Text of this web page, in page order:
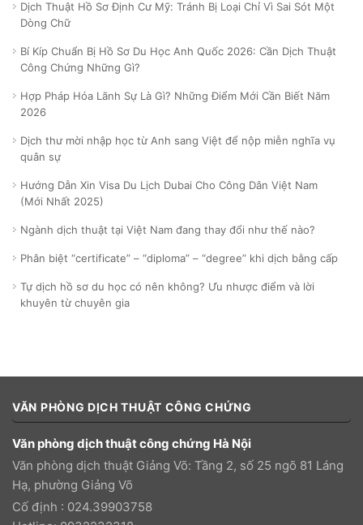
Dịch Thuật Hồ Sơ Định Cư Mỹ: Tránh Bị Loại Chỉ Vì Sai Sót Một
Dòng Chữ
Bí Kíp Chuẩn Bị Hồ Sơ Du Học Anh Quốc 2026: Cần Dịch Thuật
Công Chứng Những Gì?
Hợp Pháp Hóa Lãnh Sự Là Gì? Những Điểm Mới Cần Biết Năm
2026
Dịch thư mời nhập học từ Anh sang Việt để nộp miễn nghĩa vụ
quân sự
Hướng Dẫn Xin Visa Du Lịch Dubai Cho Công Dân Việt Nam
(Mới Nhất 2025)
Ngành dịch thuật tại Việt Nam đang thay đổi như thế nào?
Phân biệt “certificate” – “diploma” – “degree” khi dịch bằng cấp
Tự dịch hồ sơ du học có nên không? Ưu nhược điểm và lời
khuyên từ chuyên gia
VĂN PHÒNG DỊCH THUẬT CÔNG CHỨNG
Văn phòng dịch thuật công chứng Hà Nội
Văn phòng dịch thuật Giảng Võ: Tầng 2, số 25 ngõ 81 Láng
Hạ, phường Giảng Võ
Cố định : 024.39903758